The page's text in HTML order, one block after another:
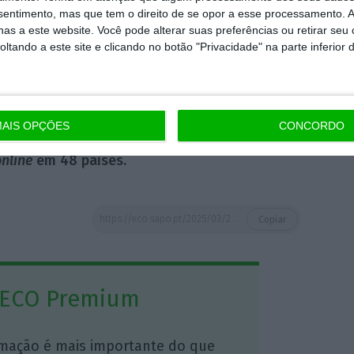
mas que tem o direito de se opor a esse processamento.
a este website. Você pode alterar suas preferências ou retirar seu
a este site e clicando no botão "Privacidade" na parte inferior
OPÇÕES CONCORDO
entre as equipas internacionais.
talentos em Handewitt e Aarhus, à
e avançamos com as nossas
vice-presidente executivo de IT.
e conta com mais de 3.500 lojas
em 48 países.
Premium
é mais importante do que